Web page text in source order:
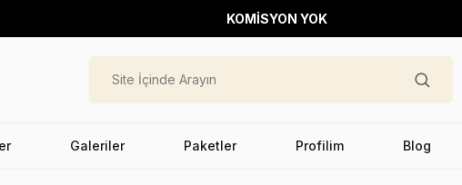
KOMİSYON YOK
Galeriler Paketler Profilim Blog